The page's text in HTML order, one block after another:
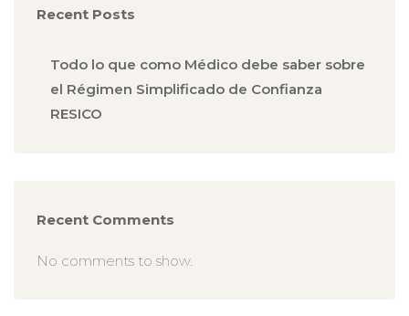
Recent Posts
Todo lo que como Médico debe saber sobre
el Régimen Simplificado de Confianza
RESICO
Recent Comments
No comments to show.